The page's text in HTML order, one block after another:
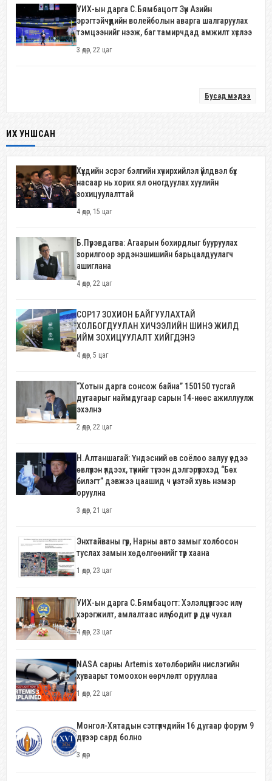
УИХ-ын дарга С.Бямбацогт Зүүн Азийн
эрэгтэйчүүдийн волейболын аварга шалгаруулах
тэмцээнийг нээж, баг тамирчдад амжилт хүслээ
3 өдөр, 22 цаг
Бусад мэдээ
ИХ УНШСАН
Хүүхдийн эсрэг бэлгийн хүчирхийлэл үйлдвэл бүх
насаар нь хорих ял оногдуулах хуулийн
зохицуулалттай
4 өдөр, 15 цаг
Б.Пүрэвдагва: Агаарын бохирдлыг бууруулах
зорилгоор эрдэнэшишийн барьцалдуулагч
ашиглана
4 өдөр, 22 цаг
COP17 ЗОХИОН БАЙГУУЛАХТАЙ
ХОЛБОГДУУЛАН ХИЧЭЭЛИЙН ШИНЭ ЖИЛД
ИЙМ ЗОХИЦУУЛАЛТ ХИЙГДЭНЭ
4 өдөр, 5 цаг
“Хотын дарга сонсож байна” 150150 тусгай
дугаарыг наймдугаар сарын 14-нөөс ажиллуулж
эхэлнэ
2 өдөр, 22 цаг
Н.Алтаншагай: Үндэсний өв соёлоо залуу үедээ
өвлүүлэн үлдээх, түүнийг түгээн дэлгэрүүлэхэд “Бөх
билэгт” дэвжээ цаашид ч үнэтэй хувь нэмэр
оруулна
3 өдөр, 21 цаг
Энхтайваны гүүр, Нарны авто замыг холбосон
туслах замын хөдөлгөөнийг түр хаана
1 өдөр, 23 цаг
УИХ-ын дарга С.Бямбацогт: Хэлэлцүүлгээс илүү
хэрэгжилт, амлалтаас илүү бодит үр дүн чухал
4 өдөр, 23 цаг
NASA сарны Artemis хөтөлбөрийн нислэгийн
хуваарьт томоохон өөрчлөлт орууллаа
1 өдөр, 22 цаг
Монгол-Хятадын сэтгүүлчдийн 16 дугаар форум 9
дүгээр сард болно
3 өдөр